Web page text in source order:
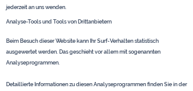
jederzeit an uns wenden.
Analyse-Tools und Tools von Dritt­anbietern
Beim Besuch dieser Website kann Ihr Surf-Verhalten statistisch
ausgewertet werden. Das geschieht vor allem mit sogenannten
Analyseprogrammen.
Detaillierte Informationen zu diesen Analyseprogrammen finden Sie in der